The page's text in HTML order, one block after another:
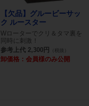
【欠品】グルービーサッ
ク ルースター
Wローターでクリ＆タマ裏を
同時に刺激！
参考上代 2,300円
（税抜）
卸価格：会員様のみ公開